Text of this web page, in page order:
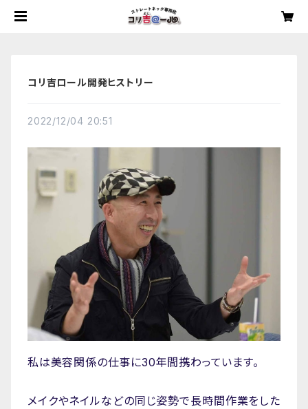
コリ吉ロール開発ヒストリー
2022/12/04 20:51
私は美容関係の仕事に30年間携わっています。
メイクやネイルなどの同じ姿勢で長時間作業をした